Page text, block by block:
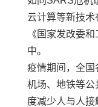
云计算等新技术
《国家发改委
中。
疫情期间，全国
机场、地铁等
度减少人与人接